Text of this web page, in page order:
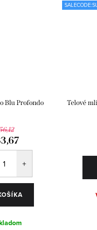
Blu Profondo
Telové